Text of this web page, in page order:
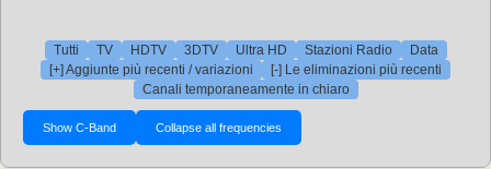
Tutti TV HDTV 3DTV Ultra HD Stazioni Radio
Data
[+] Aggiunte più recenti / variazioni
[-] Le eliminazioni più recenti
Canali temporaneamente in chiaro